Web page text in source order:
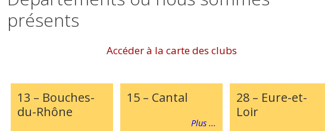
présents
Accéder à la carte des clubs
13 – Bouches-
du-Rhône
15 – Cantal
Plus ...
28 – Eure-et-
Loir